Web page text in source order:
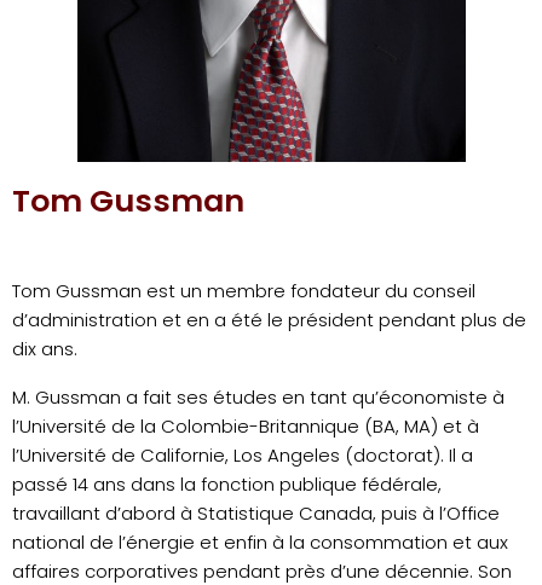
Tom Gussman
Tom Gussman est un membre fondateur du conseil
d’administration et en a été le président pendant plus de
dix ans.
M. Gussman a fait ses études en tant qu’économiste à
l’Université de la Colombie-Britannique (BA, MA) et à
l’Université de Californie, Los Angeles (doctorat). Il a
passé 14 ans dans la fonction publique fédérale,
travaillant d’abord à Statistique Canada, puis à l’Office
national de l’énergie et enfin à la consommation et aux
affaires corporatives pendant près d’une décennie. Son